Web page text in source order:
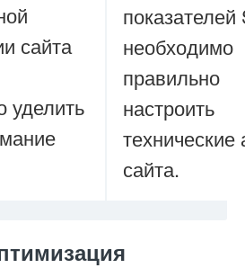
сайта
уделить
показателей
необходимо
правильно
настроить
технические
сайта.